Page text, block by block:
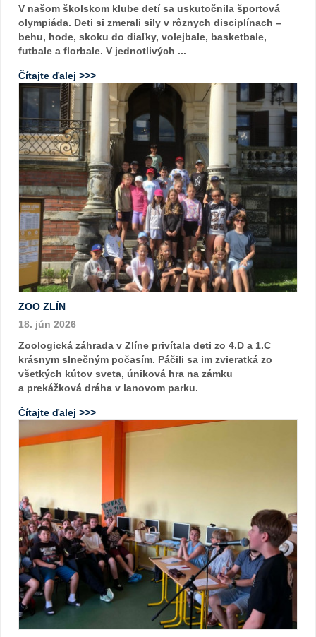
V našom školskom klube detí sa uskutočnila športová
olympiáda. Deti si zmerali sily v rôznych disciplínach –
behu, hode, skoku do diaľky, volejbale, basketbale,
futbale a florbale. V jednotlivých ...
Čítajte ďalej >>>
ZOO ZLÍN
18. jún 2026
Zoologická záhrada v Zlíne privítala deti zo 4.D a 1.C
krásnym slnečným počasím. Páčili sa im zvieratká zo
všetkých kútov sveta, úniková hra na zámku
a prekážková dráha v lanovom parku.
Čítajte ďalej >>>